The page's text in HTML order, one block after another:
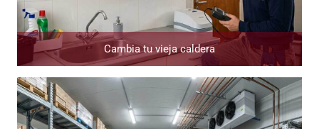
Cambia tu vieja caldera